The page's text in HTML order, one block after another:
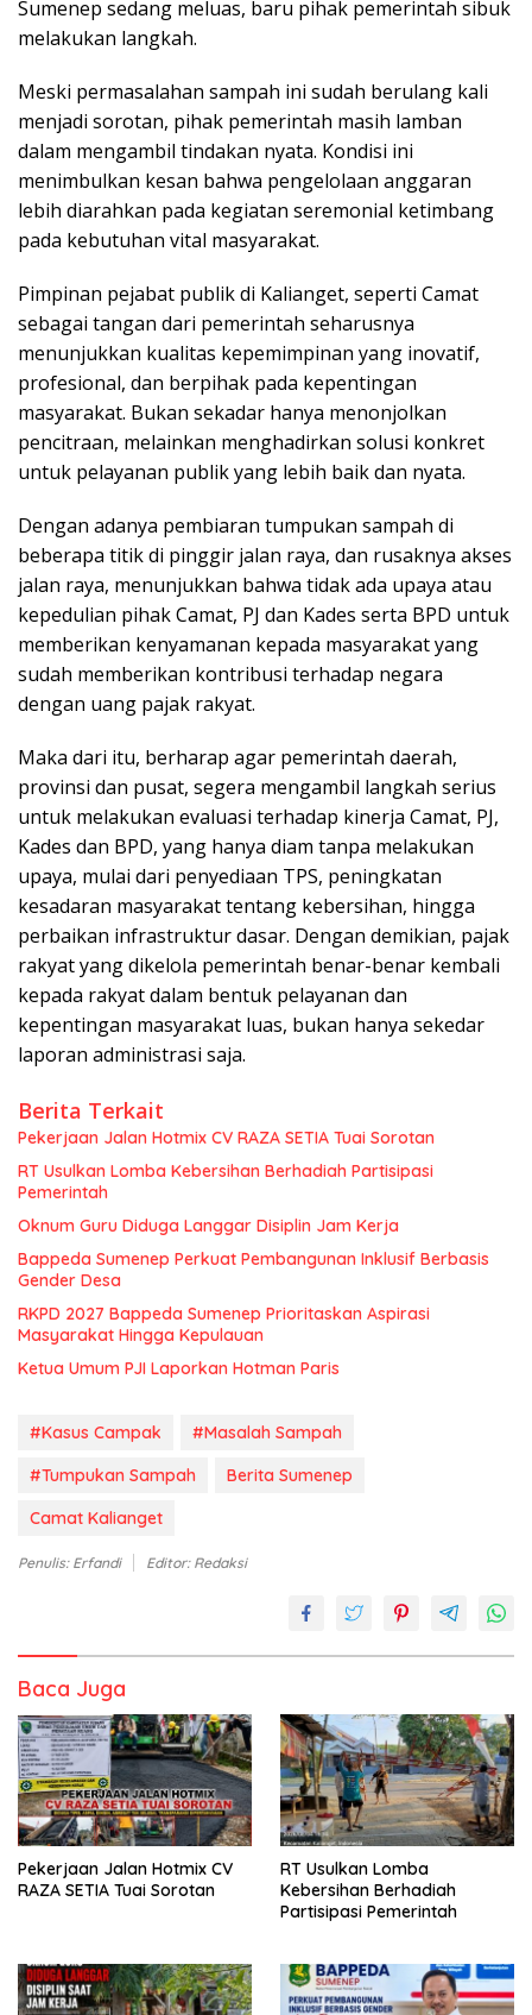
Sumenep sedang meluas, baru pihak pemerintah sibuk
melakukan langkah.
Meski permasalahan sampah ini sudah berulang kali
menjadi sorotan, pihak pemerintah masih lamban
dalam mengambil tindakan nyata. Kondisi ini
menimbulkan kesan bahwa pengelolaan anggaran
lebih diarahkan pada kegiatan seremonial ketimbang
pada kebutuhan vital masyarakat.
Pimpinan pejabat publik di Kalianget, seperti Camat
sebagai tangan dari pemerintah seharusnya
menunjukkan kualitas kepemimpinan yang inovatif,
profesional, dan berpihak pada kepentingan
masyarakat. Bukan sekadar hanya menonjolkan
pencitraan, melainkan menghadirkan solusi konkret
untuk pelayanan publik yang lebih baik dan nyata.
Dengan adanya pembiaran tumpukan sampah di
beberapa titik di pinggir jalan raya, dan rusaknya akses
jalan raya, menunjukkan bahwa tidak ada upaya atau
kepedulian pihak Camat, PJ dan Kades serta BPD untuk
memberikan kenyamanan kepada masyarakat yang
sudah memberikan kontribusi terhadap negara
dengan uang pajak rakyat.
Maka dari itu, berharap agar pemerintah daerah,
provinsi dan pusat, segera mengambil langkah serius
untuk melakukan evaluasi terhadap kinerja Camat, PJ,
Kades dan BPD, yang hanya diam tanpa melakukan
upaya, mulai dari penyediaan TPS, peningkatan
kesadaran masyarakat tentang kebersihan, hingga
perbaikan infrastruktur dasar. Dengan demikian, pajak
rakyat yang dikelola pemerintah benar-benar kembali
kepada rakyat dalam bentuk pelayanan dan
kepentingan masyarakat luas, bukan hanya sekedar
laporan administrasi saja.
Berita Terkait
Pekerjaan Jalan Hotmix CV RAZA SETIA Tuai Sorotan
RT Usulkan Lomba Kebersihan Berhadiah Partisipasi
Pemerintah
Oknum Guru Diduga Langgar Disiplin Jam Kerja
Bappeda Sumenep Perkuat Pembangunan Inklusif Berbasis
Gender Desa
RKPD 2027 Bappeda Sumenep Prioritaskan Aspirasi
Masyarakat Hingga Kepulauan
Ketua Umum PJI Laporkan Hotman Paris
#Kasus Campak
#Masalah Sampah
#Tumpukan Sampah
Berita Sumenep
Camat Kalianget
Penulis: Erfandi Editor: Redaksi
Baca Juga
Pekerjaan Jalan Hotmix CV
RAZA SETIA Tuai Sorotan
RT Usulkan Lomba
Kebersihan Berhadiah
Partisipasi Pemerintah